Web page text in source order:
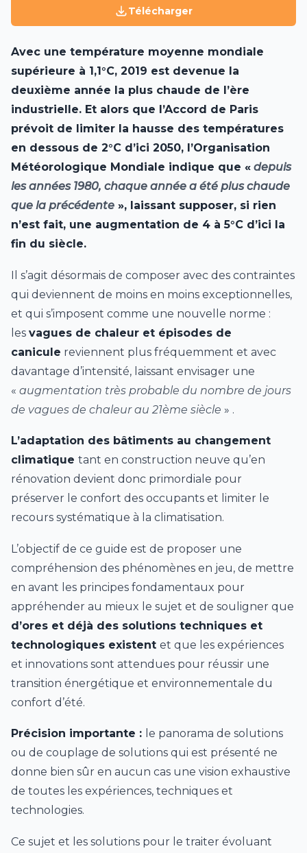
Télécharger
Avec une température moyenne mondiale
supérieure à 1,1°C, 2019 est devenue la
deuxième année la plus chaude de l’ère
industrielle. Et alors que l’Accord de Paris
prévoit de limiter la hausse des températures
en dessous de 2°C d’ici 2050, l’Organisation
Météorologique Mondiale indique que « depuis
les années 1980, chaque année a été plus chaude
que la précédente », laissant supposer, si rien
n’est fait, une augmentation de 4 à 5°C d’ici la
fin du siècle.
Il s’agit désormais de composer avec des contraintes
qui deviennent de moins en moins exceptionnelles,
et qui s’imposent comme une nouvelle norme :
les vagues de chaleur et épisodes de
canicule reviennent plus fréquemment et avec
davantage d’intensité, laissant envisager une
« augmentation très probable du nombre de jours
de vagues de chaleur au 21ème siècle » .
L’adaptation des bâtiments au changement
climatique tant en construction neuve qu’en
rénovation devient donc primordiale pour
préserver le confort des occupants et limiter le
recours systématique à la climatisation.
L’objectif de ce guide est de proposer une
compréhension des phénomènes en jeu, de mettre
en avant les principes fondamentaux pour
appréhender au mieux le sujet et de souligner que
d’ores et déjà des solutions techniques et
technologiques existent et que les expériences
et innovations sont attendues pour réussir une
transition énergétique et environnementale du
confort d’été.
Précision importante : le panorama de solutions
ou de couplage de solutions qui est présenté ne
donne bien sûr en aucun cas une vision exhaustive
de toutes les expériences, techniques et
technologies.
Ce sujet et les solutions pour le traiter évoluant